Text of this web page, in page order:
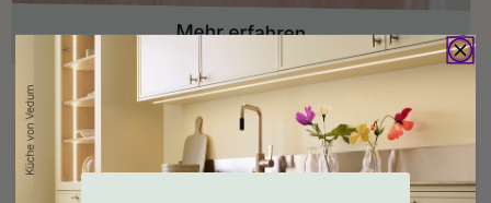
Kaufen Sie zusammen mit
15